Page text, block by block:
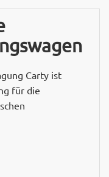
Carty ist
für die